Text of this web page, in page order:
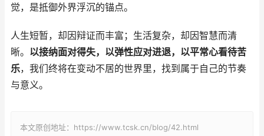
觉，是抵御外界浮沉的锚点。
人生短暂，却因辩证而丰富；生活复杂，却因智慧而清
晰。 以接纳面对得失，以弹性应对进退，以平常心看待苦
乐，我们终将在变动不居的世界里，找到属于自己的节奏
与意义。
本文原创地址：https://www.tcsk.cn/blog/42.html